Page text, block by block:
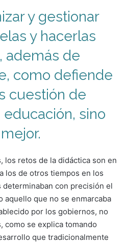
y gestionar
y hacerlas
además de
como defiende
cuestión de
sino
los retos de la didáctica son en
los de otros tiempos en los
con precisión el
aquello que no se enmarcaba
por los gobiernos, no
como se explica tomando
que tradicionalmente